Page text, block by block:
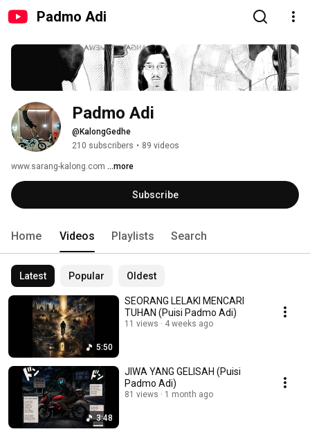
Padmo Adi
Padmo Adi
@KalongGedhe
210 subscribers • 89 videos
www.sarang-kalong.com ...more
Subscribe
Home Videos Playlists Search
Latest Popular Oldest
5:50
SEORANG LELAKI MENCARI
TUHAN (Puisi Padmo Adi)
11 views 4 weeks ago
3:48
JIWA YANG GELISAH (Puisi
Padmo Adi)
81 views 1 month ago